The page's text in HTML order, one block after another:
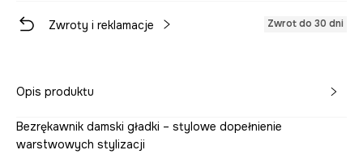
Zwroty i reklamacje Zwrot do 30 dni
Opis produktu
Bezrękawnik damski gładki – stylowe dopełnienie
warstwowych stylizacji